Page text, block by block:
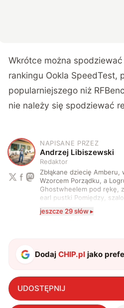
Wkrótce można
rankingu Ookla SpeedTest,
popularniejszego niż
nie należy się spodziewać
A
NAPISANE PRZEZ
Andrzej Libiszewski
Redaktor
Zbłąkane dziecię Amberu,
Wzorcem Porządku, a
Ghostwheelem pod rękę,
earl pustki Pomiędzy,
serio? Pisaniem o szeroko
i gram w gry :)
jeszcze 29 słów ▸
DodajCHIP.pl jako
UDOSTĘPNIJ